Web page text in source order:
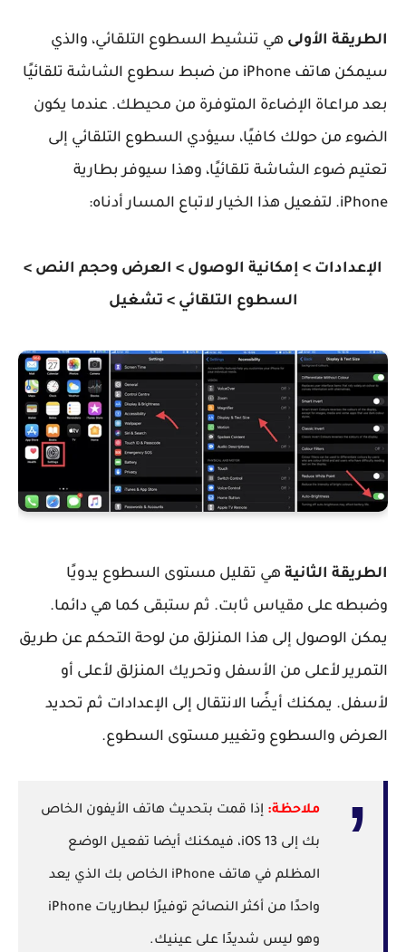
الطريقة الأولى هي تنشيط السطوع التلقائي، والذي
سيمكن هاتف iPhone من ضبط سطوع الشاشة تلقائيًا
بعد مراعاة الإضاءة المتوفرة من محيطك. عندما يكون
الضوء من حولك كافيًا، سيؤدي السطوع التلقائي إلى
تعتيم ضوء الشاشة تلقائيًا، وهذا سيوفر بطارية
iPhone. لتفعيل هذا الخيار لاتباع المسار أدناه:
الإعدادات > إمكانية الوصول > العرض وحجم النص >
السطوع التلقائي > تشغيل
الطريقة الثانية هي تقليل مستوى السطوع يدويًا
وضبطه على مقياس ثابت. ثم ستبقى كما هي دائما.
يمكن الوصول إلى هذا المنزلق من لوحة التحكم عن طريق
التمرير لأعلى من الأسفل وتحريك المنزلق لأعلى أو
لأسفل. يمكنك أيضًا الانتقال إلى الإعدادات ثم تحديد
العرض والسطوع وتغيير مستوى السطوع.
ملاحظة: إذا قمت بتحديث هاتف الأيفون الخاص
بك إلى iOS 13، فيمكنك أيضا تفعيل الوضع
المظلم في هاتف iPhone الخاص بك الذي يعد
واحدًا من أكثر النصائح توفيرًا لبطاريات iPhone
وهو ليس شديدًا على عينيك.